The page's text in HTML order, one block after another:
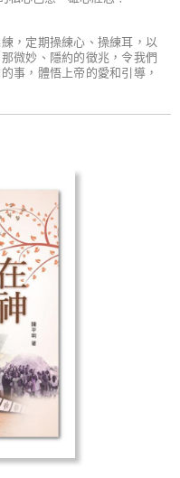
，定期操練心、操練耳，以
微妙、隱約的徵兆，令我們
事，體悟上帝的愛和引導，